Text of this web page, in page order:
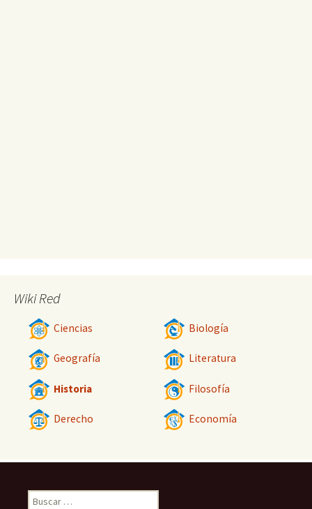
Wiki Red
Ciencias Biología
Geografía Literatura
Historia Filosofía
Derecho Economía
Buscar: